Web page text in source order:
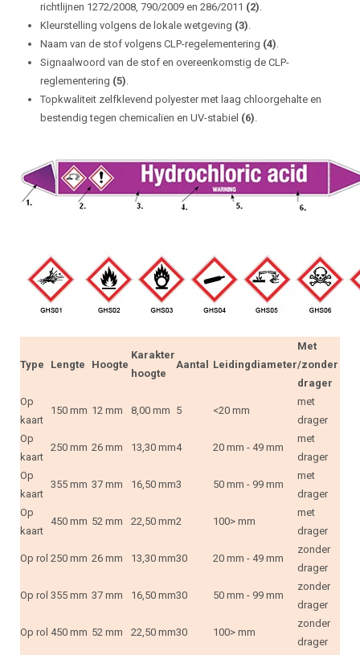
richtlijnen 1272/2008, 790/2009 en 286/2011 (2).
Kleurstelling volgens de lokale wetgeving (3).
Naam van de stof volgens CLP-regelementering (4).
Signaalwoord van de stof en overeenkomstig de CLP-
reglementering (5).
Topkwaliteit zelfklevend polyester met laag chloorgehalte en
bestendig tegen chemicalïen en UV-stabiel (6).
Type Lengte Hoogte
Karakter
hoogte
Aantal Leidingdiameter
Met
/zonder
drager
Op
kaart
150 mm 12 mm 8,00 mm 5 <20 mm
met
drager
Op
kaart
250 mm 26 mm 13,30 mm4 20 mm - 49 mm
met
drager
Op
kaart
355 mm 37 mm 16,50 mm3 50 mm - 99 mm
met
drager
Op
kaart
450 mm 52 mm 22,50 mm2 100> mm
met
drager
Op rol 250 mm 26 mm 13,30 mm30 20 mm - 49 mm
zonder
drager
Op rol 355 mm 37 mm 16,50 mm30 50 mm - 99 mm
zonder
drager
Op rol 450 mm 52 mm 22,50 mm30 100> mm
zonder
drager